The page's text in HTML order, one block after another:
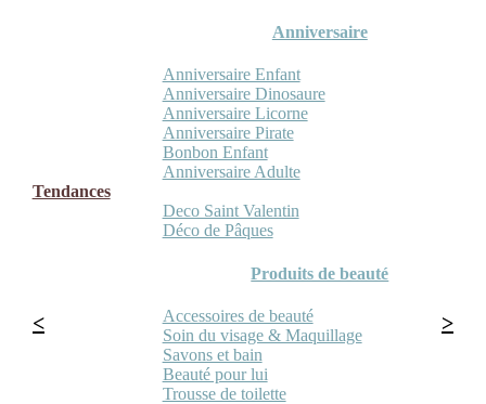
Anniversaire
Anniversaire Enfant
Anniversaire Dinosaure
Anniversaire Licorne
Anniversaire Pirate
Bonbon Enfant
Anniversaire Adulte
Tendances
Deco Saint Valentin
Déco de Pâques
Produits de beauté
Accessoires de beauté
Soin du visage & Maquillage
Savons et bain
Beauté pour lui
Trousse de toilette